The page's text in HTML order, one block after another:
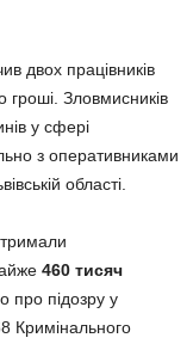
двох працівників
гроші. Зловмисників
у сфері
з оперативниками
області.
460 тисяч
про підозру у
Кримінального